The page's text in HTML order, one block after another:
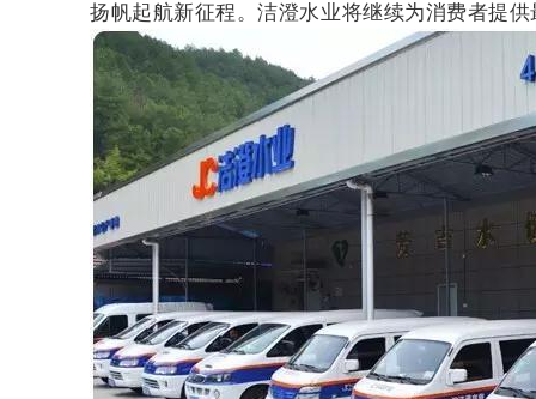
扬帆起航新征程。洁澄水业将继续为消费者提